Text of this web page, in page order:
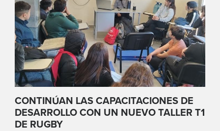
CONTINÚAN LAS CAPACITACIONES DE
DESARROLLO CON UN NUEVO TALLER T1
DE RUGBY